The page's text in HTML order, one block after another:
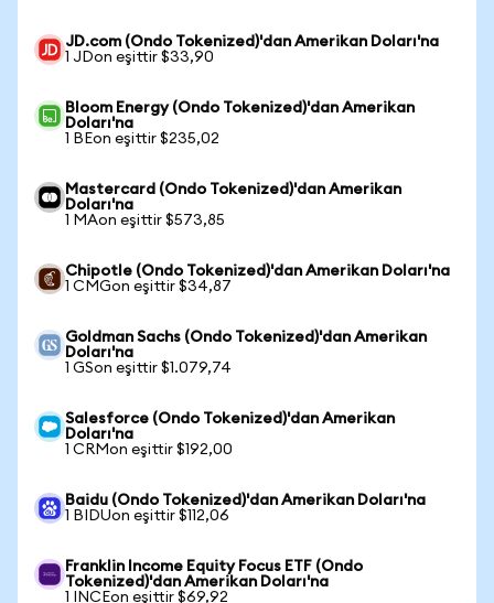
JD.com (Ondo Tokenized)'dan Amerikan Doları'na
1 JDon eşittir $33,90
Bloom Energy (Ondo Tokenized)'dan Amerikan
Doları'na
1 BEon eşittir $235,02
Mastercard (Ondo Tokenized)'dan Amerikan
Doları'na
1 MAon eşittir $573,85
Chipotle (Ondo Tokenized)'dan Amerikan Doları'na
1 CMGon eşittir $34,87
Goldman Sachs (Ondo Tokenized)'dan Amerikan
Doları'na
1 GSon eşittir $1.079,74
Salesforce (Ondo Tokenized)'dan Amerikan
Doları'na
1 CRMon eşittir $192,00
Baidu (Ondo Tokenized)'dan Amerikan Doları'na
1 BIDUon eşittir $112,06
Franklin Income Equity Focus ETF (Ondo
Tokenized)'dan Amerikan Doları'na
1 INCEon eşittir $69,92